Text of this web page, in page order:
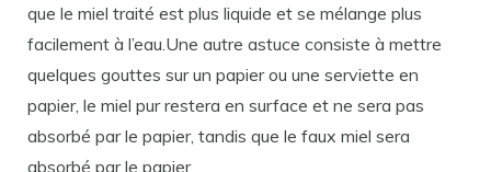
que le miel traité est plus liquide et se mélange plus
facilement à l’eau.Une autre astuce consiste à mettre
quelques gouttes sur un papier ou une serviette en
papier, le miel pur restera en surface et ne sera pas
absorbé par le papier, tandis que le faux miel sera
absorbé par le papier